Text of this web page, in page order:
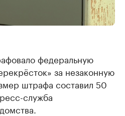
федеральную
за незаконную
штрафа составил 50
служба